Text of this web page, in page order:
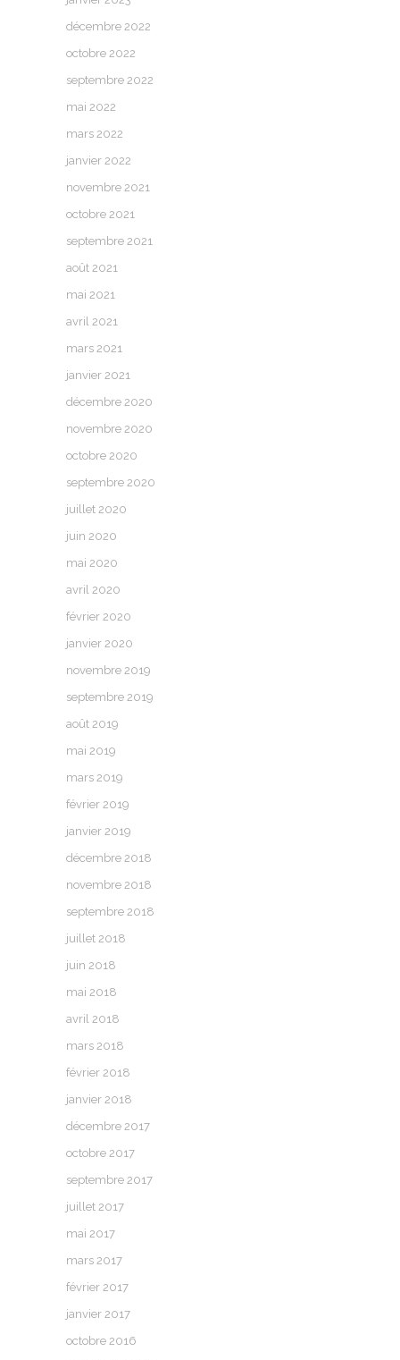
décembre 2022
octobre 2022
septembre 2022
mai 2022
mars 2022
janvier 2022
novembre 2021
octobre 2021
septembre 2021
août 2021
mai 2021
avril 2021
mars 2021
janvier 2021
décembre 2020
novembre 2020
octobre 2020
septembre 2020
juillet 2020
juin 2020
mai 2020
avril 2020
février 2020
janvier 2020
novembre 2019
septembre 2019
août 2019
mai 2019
mars 2019
février 2019
janvier 2019
décembre 2018
novembre 2018
septembre 2018
juillet 2018
juin 2018
mai 2018
avril 2018
mars 2018
février 2018
janvier 2018
décembre 2017
octobre 2017
septembre 2017
juillet 2017
mai 2017
mars 2017
février 2017
janvier 2017
octobre 2016